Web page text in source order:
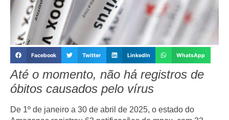
Facebook Twitter LinkedIn WhatsApp
Até o momento, não há registros de
óbitos causados pelo vírus
De 1º de janeiro a 30 de abril de 2025, o estado do